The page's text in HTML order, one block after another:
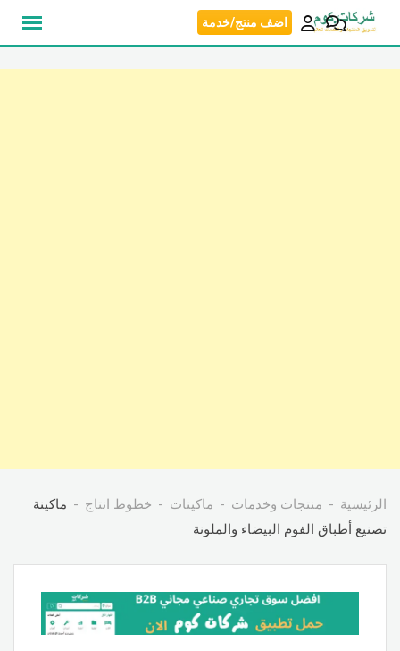
انتقل
اضف منتج/خدمة
الرئيسية منتجات وخدمات ماكينات خطوط انتاج
ماكينة
تصنيع أطباق الفوم البيضاء والملونة